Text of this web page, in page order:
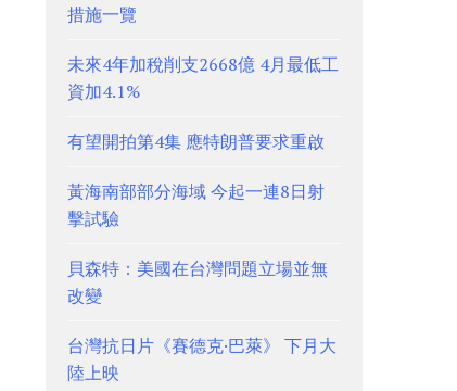
措施一覽
未來4年加稅削支2668億 4月最低工
資加4.1%
有望開拍第4集 應特朗普要求重啟
黃海南部部分海域 今起一連8日射
擊試驗
貝森特：美國在台灣問題立場並無
改變
台灣抗日片《賽德克·巴萊》 下月大
陸上映